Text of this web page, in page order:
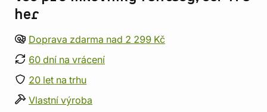
her
Doprava zdarma nad 2 299 Kč
60 dní na vrácení
20 let na trhu
Vlastní výroba